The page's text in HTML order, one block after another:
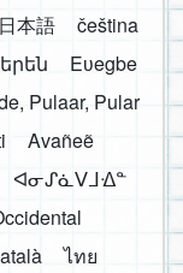
日本語
čeština
Eʋegbe
Pulaar, Pular
Avañeẽ
ᐊᓂᔑᓈᐯᒧᐎᓐ
ไทย